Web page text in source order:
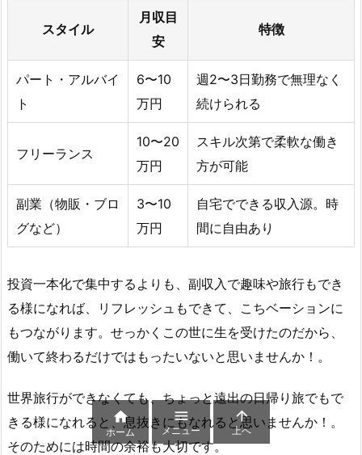
スタイル
月収目
安
特徴
パート・アルバイ
ト
6〜10
万円
週2〜3日勤務で無理なく
続けられる
フリーランス
10〜20
万円
スキル次第で柔軟な働き
方が可能
副業（物販・ブロ
グなど）
3〜10
万円
自宅でできる収入源。時
間に自由あり
投資一本化で集中するよりも、副収入で趣味や旅行もでき
る様になれば、リフレッシュもできて、こちベーションに
もつながります。せっかくこの世に生を受けたのだから、
働いて終わるだけではもったいないと思いませんか！。
世界旅行ができなくても、ちょっと遠出の日帰り旅でもで
きる様になれると、息抜きにもなれると思いませんか！。
そのためには時間の余裕も大切です。

ホーム

メニュー

上へ